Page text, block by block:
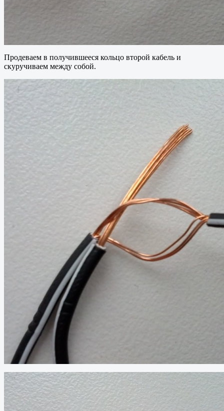
Продеваем в получившееся кольцо второй кабель и
скуручиваем между собой.